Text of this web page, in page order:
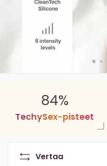
84%
TechySex-pisteet
Vertaa